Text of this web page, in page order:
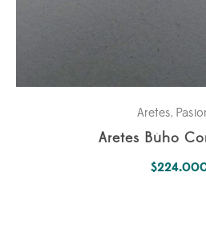
Aretes,
Aretes Búho
$